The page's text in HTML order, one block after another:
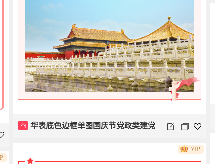
商 华表底色边框单图国庆节党政类建党
VIP